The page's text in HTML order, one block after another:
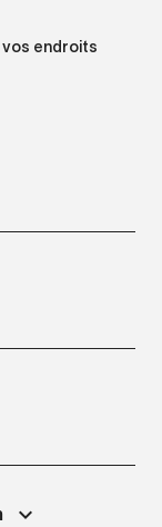
vos endroits